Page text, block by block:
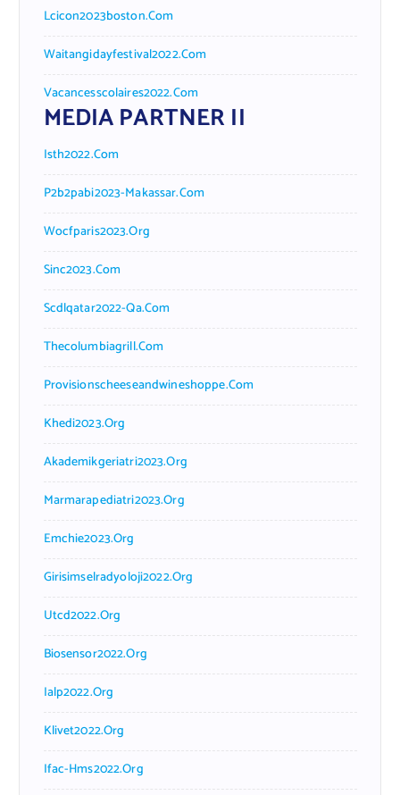
Lcicon2023boston.com
Waitangidayfestival2022.com
Vacancesscolaires2022.com
MEDIA PARTNER II
Isth2022.com
P2b2pabi2023-Makassar.com
Wocfparis2023.org
Sinc2023.com
Scdlqatar2022-Qa.com
Thecolumbiagrill.com
Provisionscheeseandwineshoppe.com
Khedi2023.org
Akademikgeriatri2023.org
Marmarapediatri2023.org
Emchie2023.org
Girisimselradyoloji2022.org
Utcd2022.org
Biosensor2022.org
Ialp2022.org
Klivet2022.org
Ifac-Hms2022.org